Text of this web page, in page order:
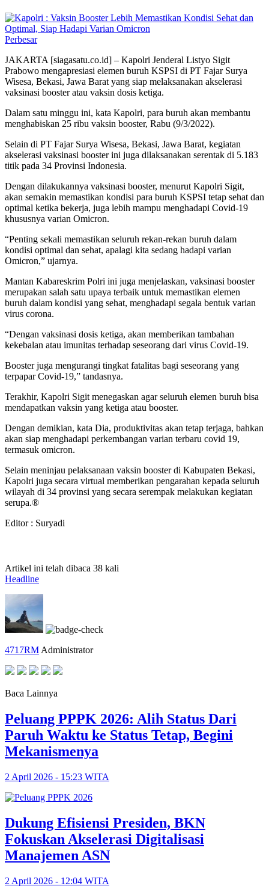
Perbesar
JAKARTA [siagasatu.co.id] – Kapolri Jenderal Listyo Sigit
Prabowo mengapresiasi elemen buruh KSPSI di PT Fajar Surya
Wisesa, Bekasi, Jawa Barat yang siap melaksanakan akselerasi
vaksinasi booster atau vaksin dosis ketiga.
Dalam satu minggu ini, kata Kapolri, para buruh akan membantu
menghabiskan 25 ribu vaksin booster, Rabu (9/3/2022).
Selain di PT Fajar Surya Wisesa, Bekasi, Jawa Barat, kegiatan
akselerasi vaksinasi booster ini juga dilaksanakan serentak di 5.183
titik pada 34 Provinsi Indonesia.
Dengan dilakukannya vaksinasi booster, menurut Kapolri Sigit,
akan semakin memastikan kondisi para buruh KSPSI tetap sehat dan
optimal ketika bekerja, juga lebih mampu menghadapi Covid-19
khususnya varian Omicron.
“Penting sekali memastikan seluruh rekan-rekan buruh dalam
kondisi optimal dan sehat, apalagi kita sedang hadapi varian
Omicron,” ujarnya.
Mantan Kabareskrim Polri ini juga menjelaskan, vaksinasi booster
merupakan salah satu upaya terbaik untuk memastikan elemen
buruh dalam kondisi yang sehat, menghadapi segala bentuk varian
virus corona.
“Dengan vaksinasi dosis ketiga, akan memberikan tambahan
kekebalan atau imunitas terhadap seseorang dari virus Covid-19.
Booster juga mengurangi tingkat fatalitas bagi seseorang yang
terpapar Covid-19,” tandasnya.
Terakhir, Kapolri Sigit menegaskan agar seluruh elemen buruh bisa
mendapatkan vaksin yang ketiga atau booster.
Dengan demikian, kata Dia, produktivitas akan tetap terjaga, bahkan
akan siap menghadapi perkembangan varian terbaru covid 19,
termasuk omicron.
Selain meninjau pelaksanaan vaksin booster di Kabupaten Bekasi,
Kapolri juga secara virtual memberikan pengarahan kepada seluruh
wilayah di 34 provinsi yang secara serempak melakukan kegiatan
serupa.®
Editor : Suryadi
Artikel ini telah dibaca 38 kali
Headline
4717RM Administrator
Baca Lainnya
Peluang PPPK 2026: Alih Status Dari
Paruh Waktu ke Status Tetap, Begini
Mekanismenya
2 April 2026 - 15:23 WITA
Dukung Efisiensi Presiden, BKN
Fokuskan Akselerasi Digitalisasi
Manajemen ASN
2 April 2026 - 12:04 WITA